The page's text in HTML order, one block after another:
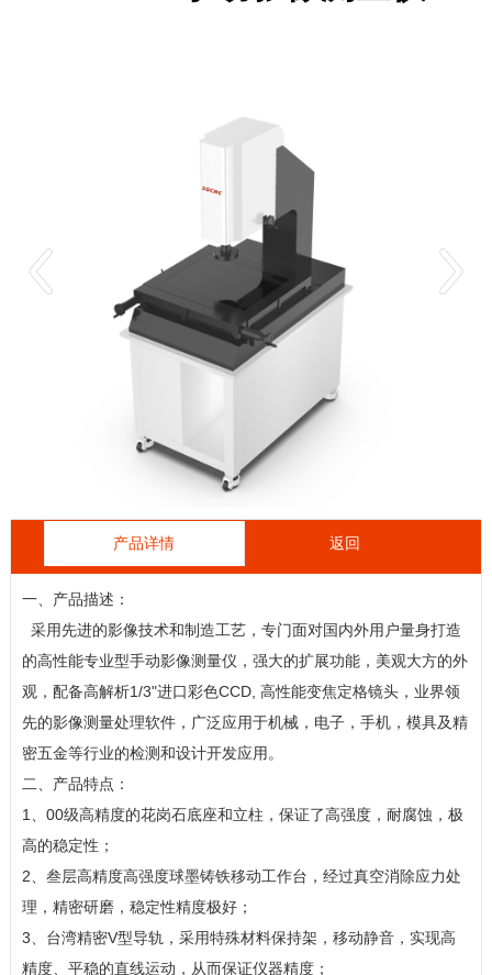
产品详情 返回
一、产品描述：
采用先进的影像技术和制造工艺，专门面对国内外用户量身打造
的高性能专业型手动影像测量仪，强大的扩展功能，美观大方的外
观，配备高解析1/3"进口彩色CCD, 高性能变焦定格镜头，业界领
先的影像测量处理软件，广泛应用于机械，电子，手机，模具及精
密五金等行业的检测和设计开发应用。
二、产品特点：
1、00级高精度的花岗石底座和立柱，保证了高强度，耐腐蚀，极
高的稳定性；
2、叁层高精度高强度球墨铸铁移动工作台，经过真空消除应力处
理，精密研磨，稳定性精度极好；
3、台湾精密V型导轨，采用特殊材料保持架，移动静音，实现高
精度、平稳的直线运动，从而保证仪器精度；